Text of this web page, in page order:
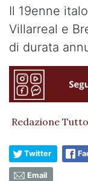
Il 19enne
Villarreal e
di durata
Redazione
Twitter
Email